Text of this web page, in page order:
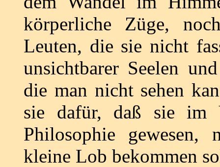
körperliche Züge,
Leuten, die sie nicht
unsichtbarer Seelen
die man nicht sehen
sie dafür, daß sie im
Philosophie gewesen,
kleine Lob bekommen